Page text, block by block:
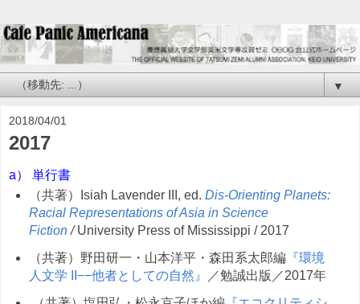
▼
2018/04/01
2017
a）
単行書
（共著）Isiah Lavender III, ed. Dis-Orienting Planets:
Racial Representations of Asia in Science
Fiction/University Press of Mississippi / 2017
（共著）野田研一・山本洋平・森田系太郎編『環境
人文学 II−−他者としての自然』
／勉誠出版／2017年